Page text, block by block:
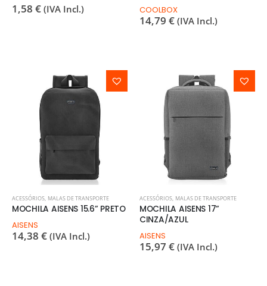
1,58 € (IVA Incl.)
COOLBOX
14,79 € (IVA Incl.)
ACESSÓRIOS, MALAS DE TRANSPORTE
MOCHILA AISENS 15.6” PRETO
AISENS
14,38 € (IVA Incl.)
ACESSÓRIOS, MALAS DE TRANSPORTE
MOCHILA AISENS 17”
CINZA/AZUL
AISENS
15,97 € (IVA Incl.)